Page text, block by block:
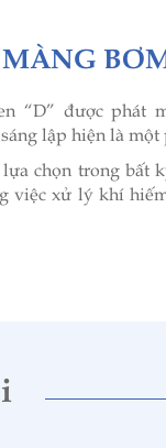
“D” được phát
lập hiện là
chọn trong bất
việc xử lý khí